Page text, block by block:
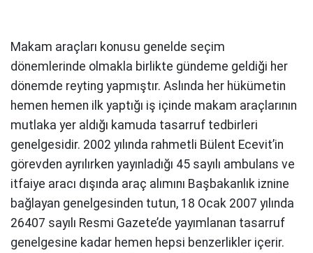
Makam araçları konusu genelde seçim
dönemlerinde olmakla birlikte gündeme geldiği her
dönemde reyting yapmıştır. Aslında her hükümetin
hemen hemen ilk yaptığı iş içinde makam araçlarının
mutlaka yer aldığı kamuda tasarruf tedbirleri
genelgesidir. 2002 yılında rahmetli Bülent Ecevit’in
görevden ayrılırken yayınladığı 45 sayılı ambulans ve
itfaiye aracı dışında araç alımını Başbakanlık iznine
bağlayan genelgesinden tutun, 18 Ocak 2007 yılında
26407 sayılı Resmi Gazete’de yayımlanan tasarruf
genelgesine kadar hemen hepsi benzerlikler içerir.